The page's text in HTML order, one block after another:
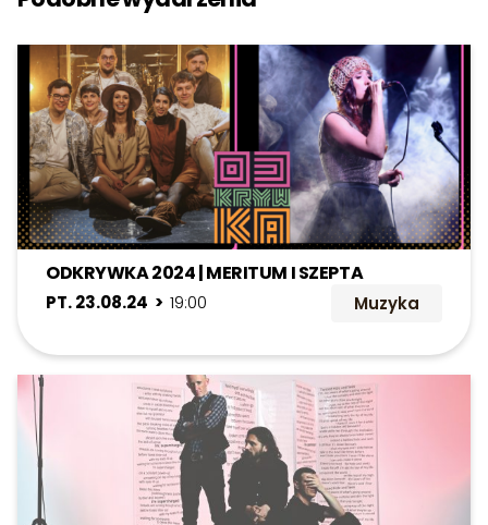
ODKRYWKA 2024 | MERITUM I SZEPTA
PT. 23.08.24 > 19:00 Muzyka